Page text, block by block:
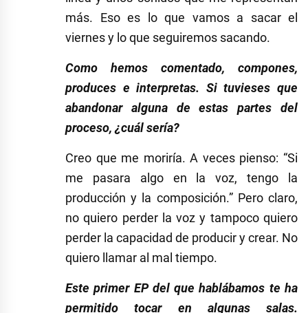
más. Eso es lo que vamos a sacar el
viernes y lo que seguiremos sacando.
Como hemos comentado, compones,
produces e interpretas. Si tuvieses que
abandonar alguna de estas partes del
proceso, ¿cuál sería?
Creo que me moriría. A veces pienso: “Si
me pasara algo en la voz, tengo la
producción y la composición.” Pero claro,
no quiero perder la voz y tampoco quiero
perder la capacidad de producir y crear. No
quiero llamar al mal tiempo.
Este primer EP del que hablábamos te ha
permitido tocar en algunas salas.